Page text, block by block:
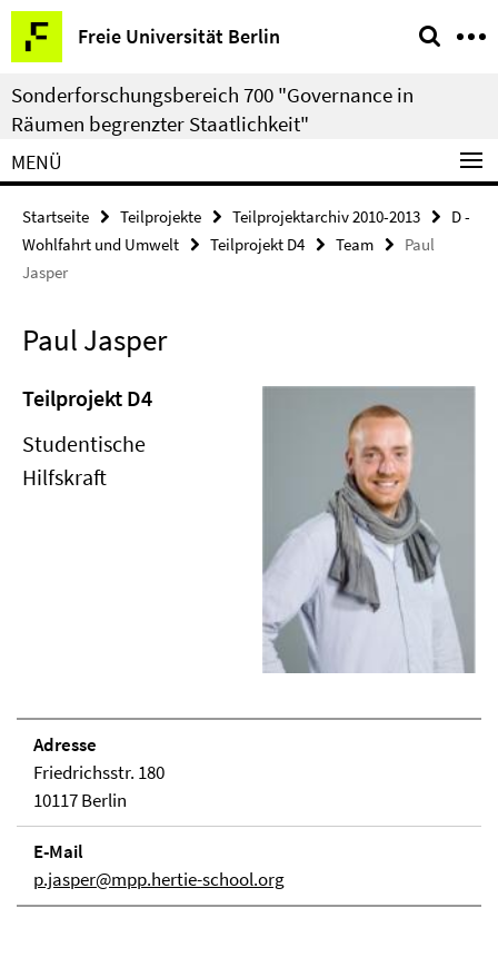
Springe
direkt
zu
Inhalt
Freie Universität Berlin
Service-
Navigation
Sonderforschungsbereich 700 "Governance in
Räumen begrenzter Staatlichkeit"
MENÜ
Startseite Teilprojekte Teilprojektarchiv 2010-2013
D -
Wohlfahrt und Umwelt
Teilprojekt D4 Team
Paul
Jasper
Paul Jasper
Teilprojekt D4
Studentische
Hilfskraft
Adresse
Friedrichsstr. 180
10117 Berlin
E-Mail
p.jasper@mpp.hertie-school.org